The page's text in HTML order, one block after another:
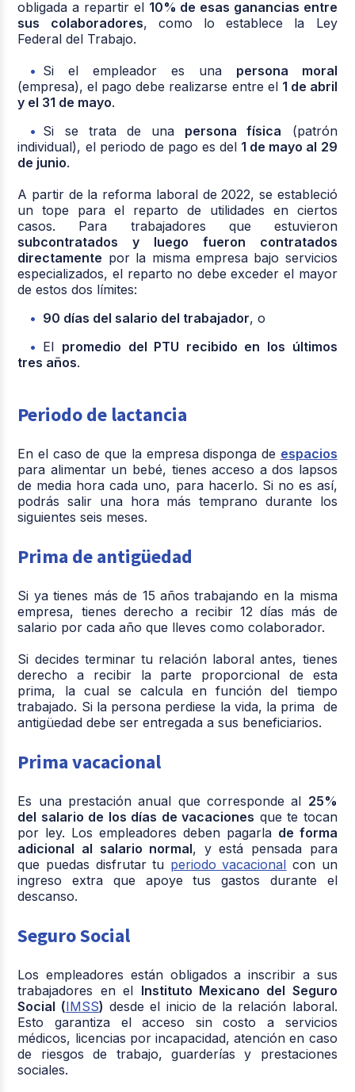
obligada a repartir el 10% de esas ganancias entre
sus colaboradores, como lo establece la Ley
Federal del Trabajo.
Si el empleador es una persona moral
(empresa), el pago debe realizarse entre el 1 de abril
y el 31 de mayo.
Si se trata de una persona física (patrón
individual), el periodo de pago es del 1 de mayo al 29
de junio.
A partir de la reforma laboral de 2022, se estableció
un tope para el reparto de utilidades en ciertos
casos. Para trabajadores que estuvieron
subcontratados y luego fueron contratados
directamente por la misma empresa bajo servicios
especializados, el reparto no debe exceder el mayor
de estos dos límites:
90 días del salario del trabajador, o
El promedio del PTU recibido en los últimos
tres años.
Periodo de lactancia
En el caso de que la empresa disponga de espacios
para alimentar un bebé, tienes acceso a dos lapsos
de media hora cada uno, para hacerlo. Si no es así,
podrás salir una hora más temprano durante los
siguientes seis meses.
Prima de antigüedad
Si ya tienes más de 15 años trabajando en la misma
empresa, tienes derecho a recibir 12 días más de
salario por cada año que lleves como colaborador.
Si decides terminar tu relación laboral antes, tienes
derecho a recibir la parte proporcional de esta
prima, la cual se calcula en función del tiempo
trabajado. Si la persona perdiese la vida, la prima de
antigüedad debe ser entregada a sus beneficiarios.
Prima vacacional
Es una prestación anual que corresponde al 25%
del salario de los días de vacaciones que te tocan
por ley. Los empleadores deben pagarla de forma
adicional al salario normal, y está pensada para
que puedas disfrutar tu periodo vacacional con un
ingreso extra que apoye tus gastos durante el
descanso.
Seguro Social
Los empleadores están obligados a inscribir a sus
trabajadores en el Instituto Mexicano del Seguro
Social (IMSS) desde el inicio de la relación laboral.
Esto garantiza el acceso sin costo a servicios
médicos, licencias por incapacidad, atención en caso
de riesgos de trabajo, guarderías y prestaciones
sociales.